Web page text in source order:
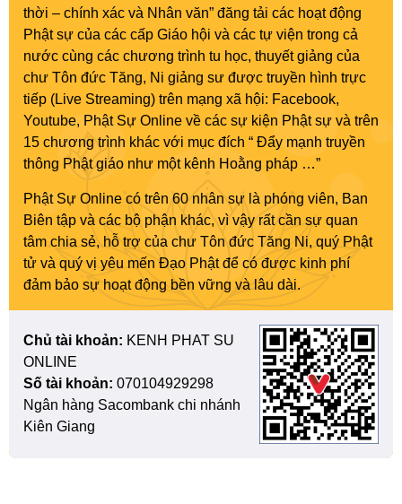
thời – chính xác và Nhân văn” đăng tải các hoạt động
Phật sự của các cấp Giáo hội và các tự viện trong cả
nước cùng các chương trình tu học, thuyết giảng của
chư Tôn đức Tăng, Ni giảng sư được truyền hình trực
tiếp (Live Streaming) trên mạng xã hội: Facebook,
Youtube, Phật Sự Online về các sự kiện Phật sự và trên
15 chương trình khác với mục đích “ Đẩy mạnh truyền
thông Phật giáo như một kênh Hoằng pháp …”
Phật Sự Online có trên 60 nhân sự là phóng viên, Ban
Biên tập và các bộ phận khác, vì vậy rất cần sự quan
tâm chia sẻ, hỗ trợ của chư Tôn đức Tăng Ni, quý Phật
tử và quý vị yêu mến Đạo Phật để có được kinh phí
đảm bảo sự hoạt động bền vững và lâu dài.
Chủ tài khoản: KENH PHAT SU
ONLINE
Số tài khoản: 070104929298
Ngân hàng Sacombank chi nhánh
Kiên Giang